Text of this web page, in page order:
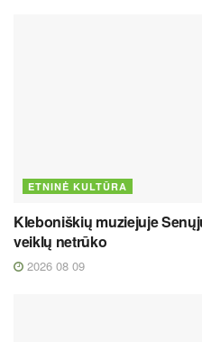
ETNINĖ KULTŪRA
Kleboniškių muziejuje
veiklų netrūko
2026 08 09